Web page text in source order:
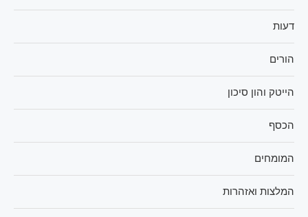
דעות
הורים
הייטק והון סיכון
הכסף
המומחים
המלצות ואזהרות